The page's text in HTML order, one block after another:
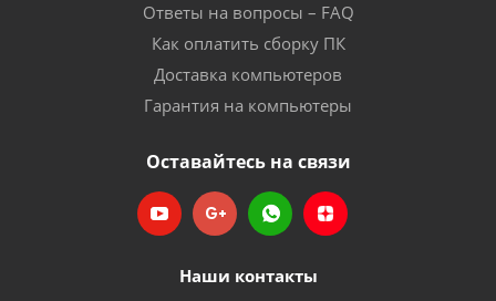
Ответы на вопросы – FAQ
Как оплатить сборку ПК
Доставка компьютеров
Гарантия на компьютеры
Оставайтесь на связи
Наши контакты